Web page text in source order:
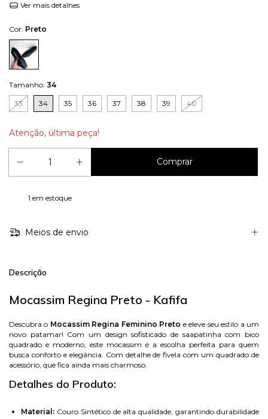
Ver mais detalhes
Cor: Preto
Tamanho: 34
33 34 35 36 37 38 39 40
Atenção, última peça!
1 em estoque
Meios de envio
Descrição
Mocassim Regina Preto - Kafifa
Descubra o Mocassim Regina Feminino Preto e eleve seu estilo a um
novo patamar! Com um design sofisticado de saapatinha com bico
quadrado e moderno, este mocassim é a escolha perfeita para quem
busca conforto e elegância. Com detalhe de fivela com um quadrado de
acessório, que fica ainda mais charmoso.
Detalhes do Produto:
Material: Couro Sintético de alta qualidade, garantindo durabilidade